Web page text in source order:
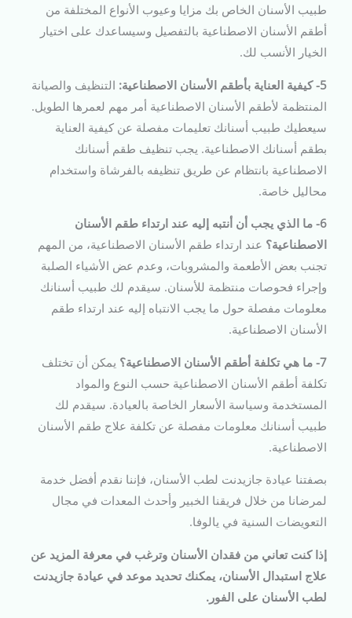
طبيب الأسنان الخاص بك مزايا وعيوب الأنواع المختلفة من
أطقم الأسنان الاصطناعية بالتفصيل وسيساعدك على اختيار
الخيار الأنسب لك.
5- كيفية العناية بأطقم الأسنان الاصطناعية:
التنظيف والصيانة
المنتظمة لأطقم الأسنان الاصطناعية أمر مهم لعمرها الطويل.
سيعطيك طبيب أسنانك تعليمات مفصلة عن كيفية العناية
بطقم أسنانك الاصطناعية. يجب تنظيف طقم أسنانك
الاصطناعية بانتظام عن طريق تنظيفه بالفرشاة واستخدام
محاليل خاصة.
6- ما الذي يجب أن أنتبه إليه عند ارتداء طقم الأسنان
الاصطناعية؟ عند ارتداء طقم الأسنان الاصطناعية، من المهم
تجنب بعض الأطعمة والمشروبات، وعدم عض الأشياء الصلبة
وإجراء فحوصات منتظمة للأسنان. سيقدم لك طبيب أسنانك
معلومات مفصلة حول ما يجب الانتباه إليه عند ارتداء طقم
الأسنان الاصطناعية.
7- ما هي تكلفة أطقم الأسنان الاصطناعية؟
يمكن أن تختلف
تكلفة أطقم الأسنان الاصطناعية حسب النوع والمواد
المستخدمة وسياسة الأسعار الخاصة بالعيادة. سيقدم لك
طبيب أسنانك معلومات مفصلة عن تكلفة علاج طقم الأسنان
الاصطناعية.
بصفتنا عيادة جازيدنت لطب الأسنان، فإننا نقدم أفضل خدمة
لمرضانا من خلال فريقنا الخبير وأحدث المعدات في مجال
التعويضات السنية في يالوفا.
إذا كنت تعاني من فقدان الأسنان وترغب في معرفة المزيد عن
علاج استبدال الأسنان، يمكنك تحديد موعد في عيادة جازيدنت
لطب الأسنان على الفور.